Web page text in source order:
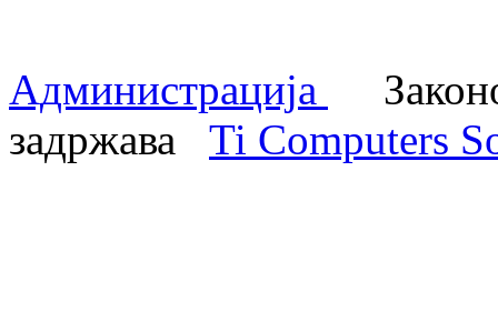
Администрација
задржава Ti Computers